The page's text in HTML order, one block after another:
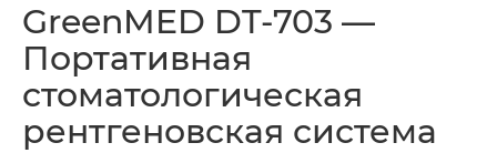
GreenMED DT-703 —
Портативная
стоматологическая
рентгеновская система